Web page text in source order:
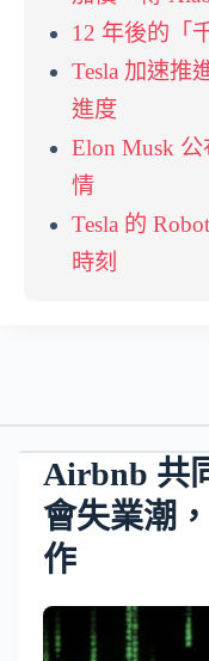
12 年後的「
Tesla 加速推
進度
Elon Musk
情
Tesla 的
時刻
Airbnb 共
會失業潮
作